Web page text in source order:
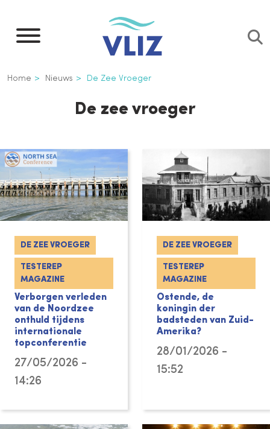
naar
inhoud
Kruimelpad
Home Nieuws De Zee Vroeger
De zee vroeger
DE ZEE VROEGER
TESTEREP
MAGAZINE
Verborgen verleden
van de Noordzee
onthuld tijdens
internationale
topconferentie
27/05/2026 -
14:26
DE ZEE VROEGER
TESTEREP
MAGAZINE
Ostende, de
koningin der
badsteden van Zuid-
Amerika?
28/01/2026 -
15:52